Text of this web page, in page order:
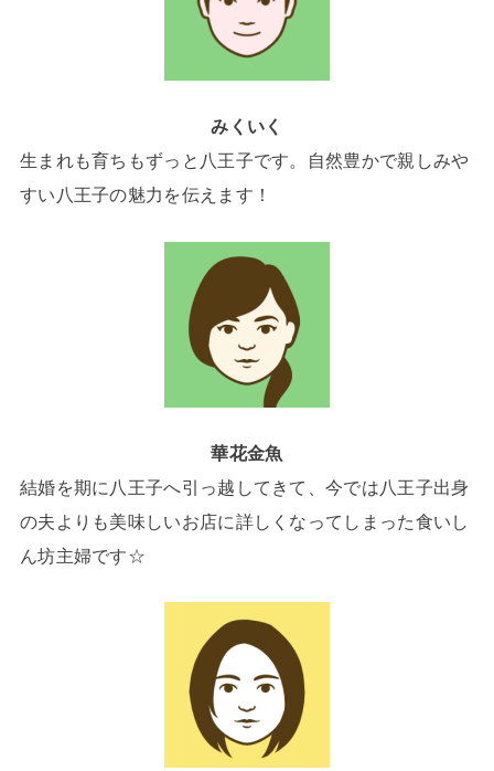
みくいく
生まれも育ちもずっと八王子です。自然豊かで親しみや
すい八王子の魅力を伝えます！
華花金魚
結婚を期に八王子へ引っ越してきて、今では八王子出身
の夫よりも美味しいお店に詳しくなってしまった食いし
ん坊主婦です☆